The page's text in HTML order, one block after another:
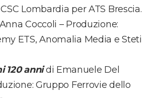
Lombardia per ATS Brescia.
Coccoli – Produzione:
ETS, Anomalia Media e Steti
120 annidi Emanuele Del
Gruppo Ferrovie dello